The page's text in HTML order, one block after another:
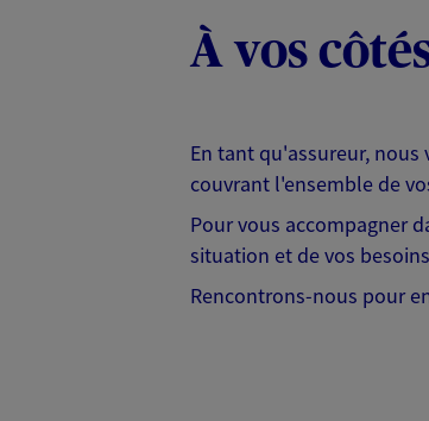
À vos
En tant qu'assureur, nous
couvrant l'ensemble de
Pour vous accompagner
situation et de vos
Rencontrons-nous pour